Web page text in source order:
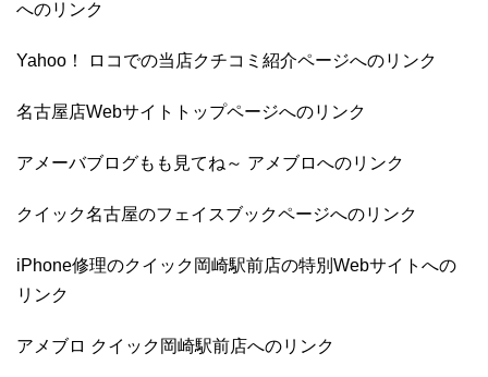
へのリンク
Yahoo！ ロコでの当店クチコミ紹介ページへのリンク
名古屋店Webサイトトップページへのリンク
アメーバブログもも見てね～ アメブロへのリンク
クイック名古屋のフェイスブックページへのリンク
iPhone修理のクイック岡崎駅前店の特別Webサイトへの
リンク
アメブロ クイック岡崎駅前店へのリンク